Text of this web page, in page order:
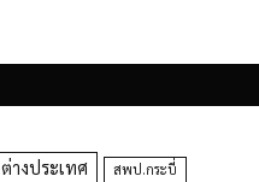
ต่างประเทศ สพป.กระบี่